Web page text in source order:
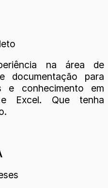
na área de
documentação para
e conhecimento em
Excel. Que tenha